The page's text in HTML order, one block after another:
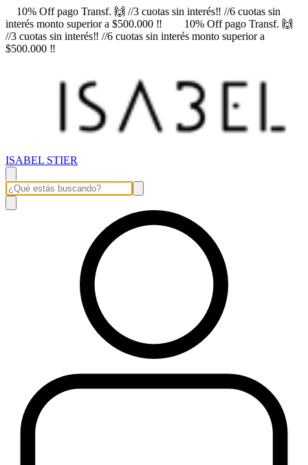
10% Off pago Transf. 🙌 //3 cuotas sin interés‼️ //6 cuotas sin
interés monto superior a $500.000 ‼️
10% Off pago Transf. 🙌
//3 cuotas sin interés‼️ //6 cuotas sin interés monto superior a
$500.000 ‼️
ISABEL STIER